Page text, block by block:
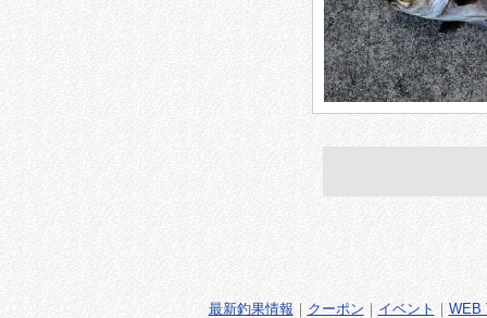
最新釣果情報 ｜ クーポン ｜ イベント ｜ WEB